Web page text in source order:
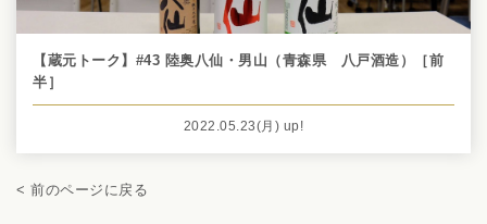
【蔵元トーク】#43 陸奥八仙・男山（青森県 八戸酒造）［前
半］
2022.05.23(月) up!
< 前のページに戻る